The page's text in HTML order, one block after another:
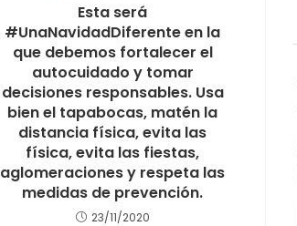
Esta será
#UnaNavidadDiferente en la
que debemos fortalecer el
autocuidado y tomar
decisiones responsables. Usa
bien el tapabocas, matén la
distancia física, evita las
física, evita las fiestas,
aglomeraciones y respeta las
medidas de prevención.
23/11/2020